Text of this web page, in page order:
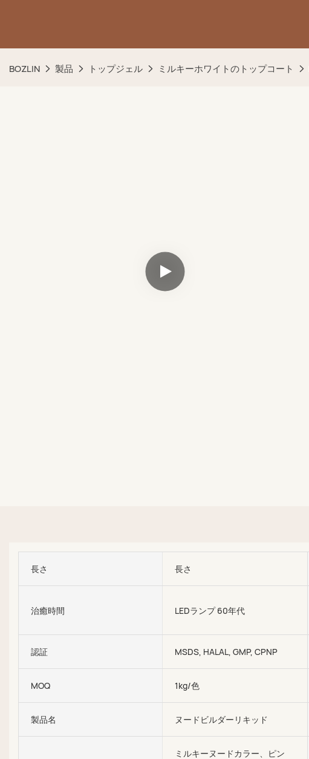
BOZLIN 製品 トップジェル ミルキーホワイトのトップコート
長さ 長さ
治癒時間 LEDランプ 60年代
認証 MSDS, HALAL, GMP, CPNP
MOQ 1kg/色
製品名 ヌードビルダーリキッド
ミルキーヌードカラー、ピン